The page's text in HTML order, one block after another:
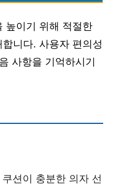
높이기 위해 적절한
니다. 사용자 편의성
사항을 기억하시기
션이 충분한 의자 선